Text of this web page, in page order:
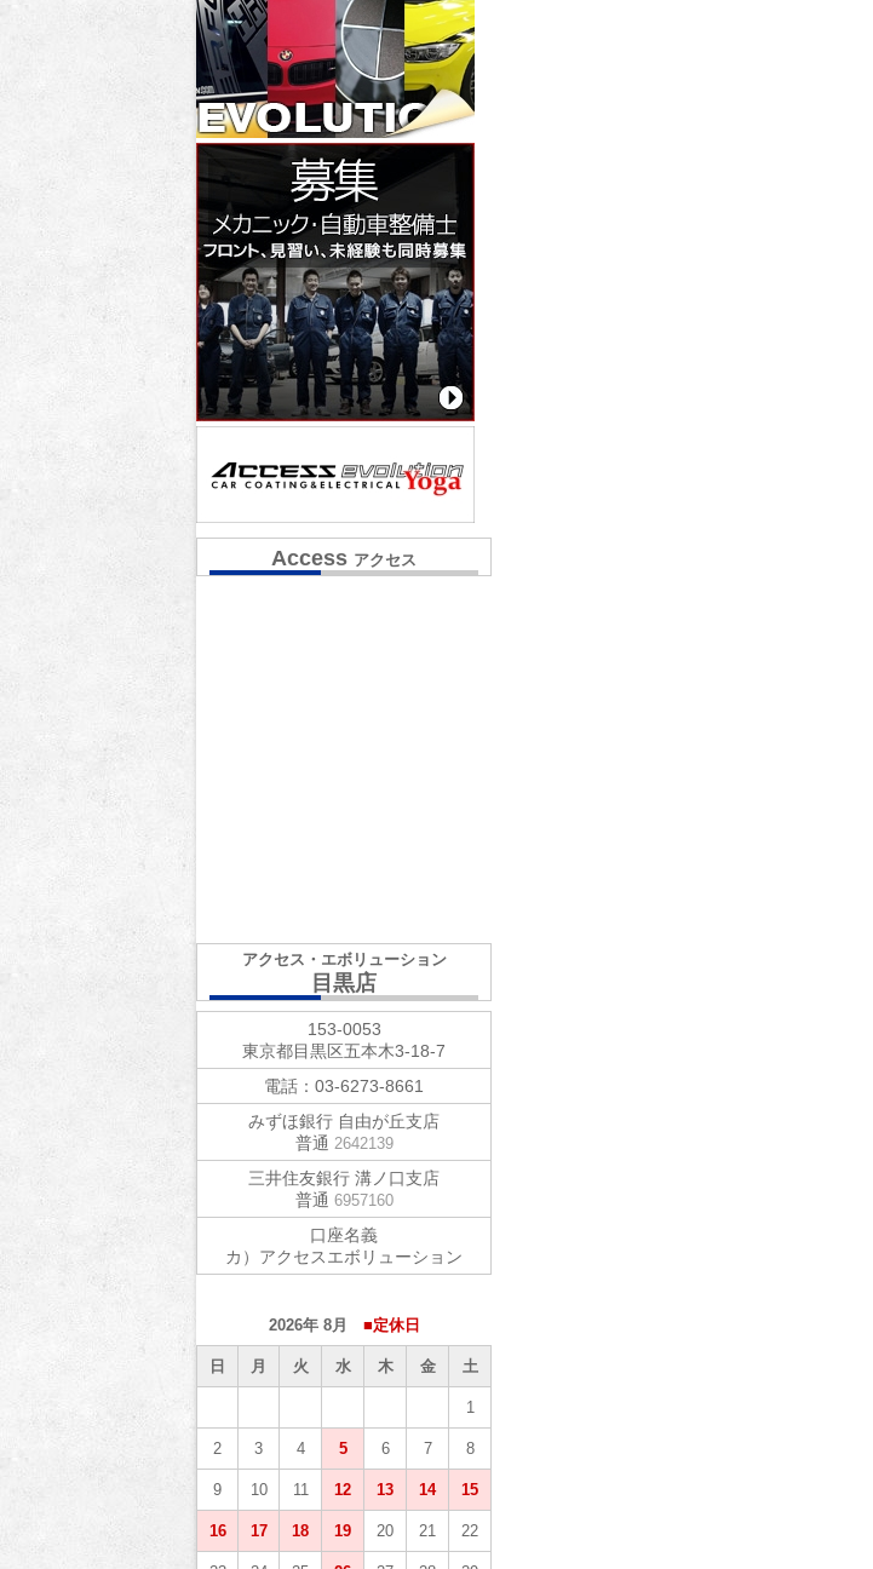
Access アクセス
アクセス・エボリューション
目黒店
153-0053
東京都目黒区五本木3-18-7
電話：03-6273-8661
みずほ銀行 自由が丘支店
普通 2642139
三井住友銀行 溝ノ口支店
普通 6957160
口座名義
カ）アクセスエボリューション
2026年 8月 ■定休日
日 月 火 水 木 金 土
1
2 3 4 5 6 7 8
9 10 11 12 13 14 15
16 17 18 19 20 21 22